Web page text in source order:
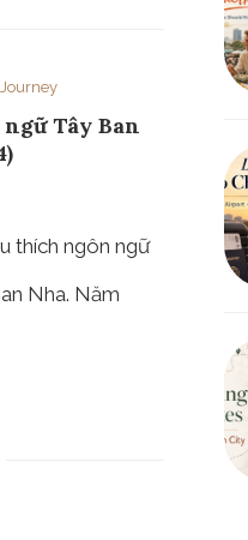
Tây Ban
thích ngôn ngữ
Nha. Năm